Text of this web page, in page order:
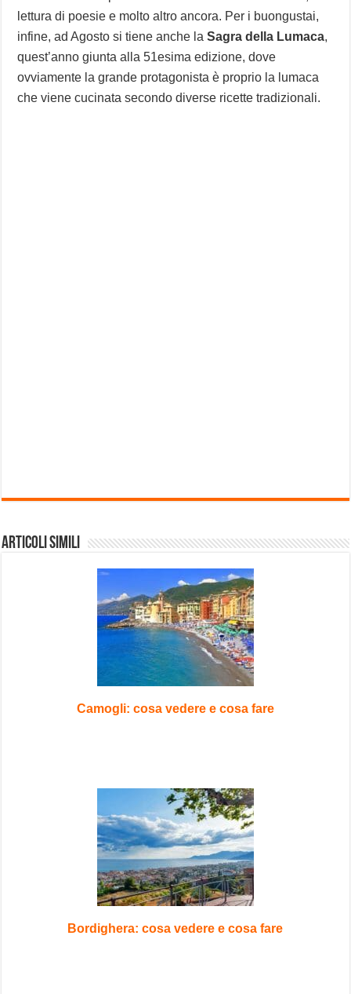
lettura di poesie e molto altro ancora. Per i buongustai,
infine, ad Agosto si tiene anche laSagra della Lumaca,
quest’anno giunta alla 51esima edizione, dove
ovviamente la grande protagonista è proprio la lumaca
che viene cucinata secondo diverse ricette tradizionali.
Articoli Simili
Camogli: cosa vedere e cosa fare
Bordighera: cosa vedere e cosa fare